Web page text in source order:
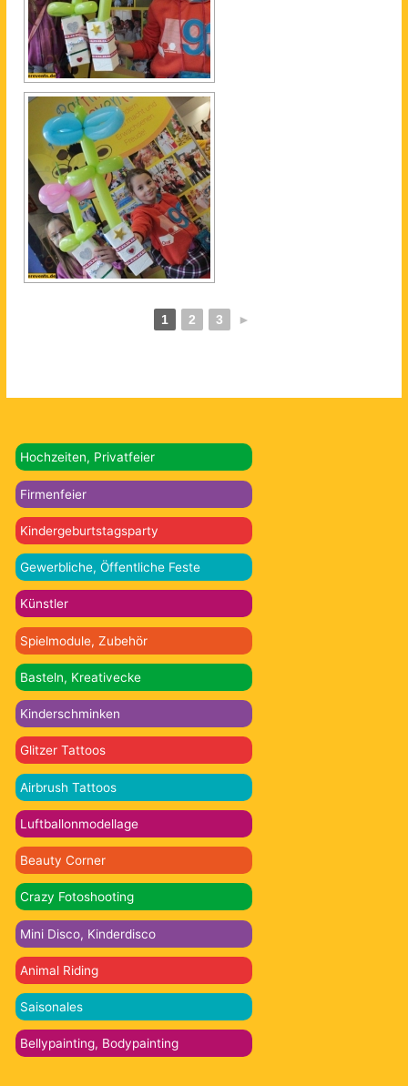
Hochzeiten, Privatfeier
Firmenfeier
Kindergeburtstagsparty
Gewerbliche, Öffentliche Feste
Künstler
Spielmodule, Zubehör
Basteln, Kreativecke
Kinderschminken
Glitzer Tattoos
Airbrush Tattoos
Luftballonmodellage
Beauty Corner
Crazy Fotoshooting
Mini Disco, Kinderdisco
Animal Riding
Saisonales
Bellypainting, Bodypainting
1 2 3 ►